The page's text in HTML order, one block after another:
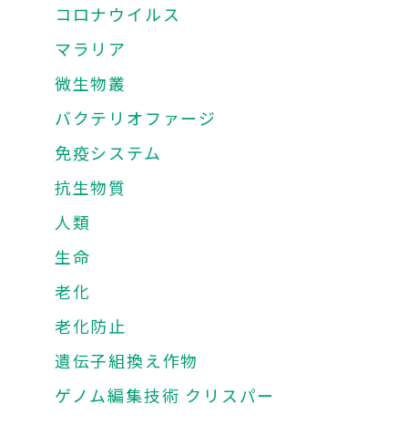
コロナウイルス
マラリア
微生物叢
バクテリオファージ
免疫システム
抗生物質
人類
生命
老化
老化防止
遺伝子組換え作物
ゲノム編集技術 クリスパー